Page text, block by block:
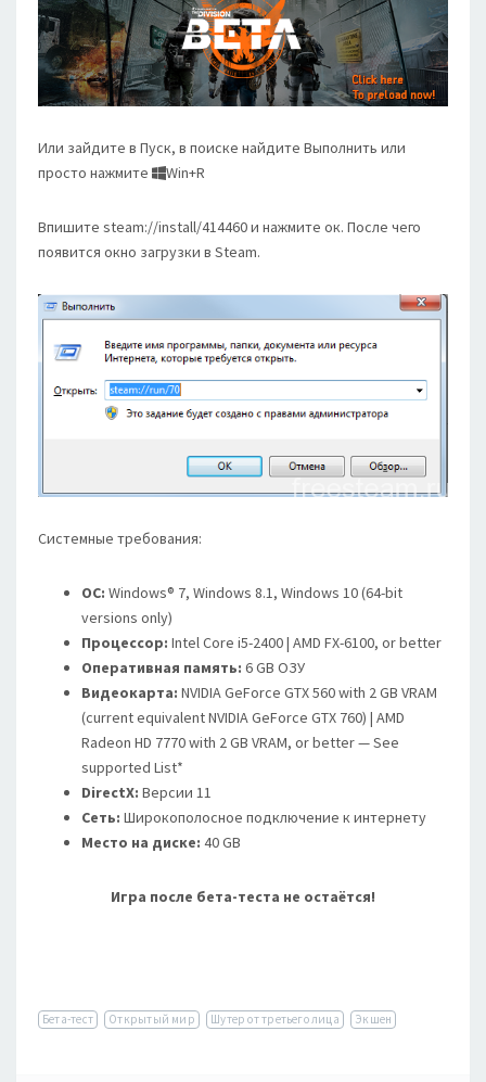
Или зайдите в Пуск, в поиске найдите Выполнить или
просто нажмите
Win+R
Впишите steam://install/414460 и нажмите ок. После чего
появится окно загрузки в Steam.
Системные требования:
ОС: Windows® 7, Windows 8.1, Windows 10 (64-bit
versions only)
Процессор: Intel Core i5-2400 | AMD FX-6100, or better
Оперативная память: 6 GB ОЗУ
Видеокарта: NVIDIA GeForce GTX 560 with 2 GB VRAM
(current equivalent NVIDIA GeForce GTX 760) | AMD
Radeon HD 7770 with 2 GB VRAM, or better — See
supported List*
DirectX: Версии 11
Сеть: Широкополосное подключение к интернету
Место на диске: 40 GB
Игра после бета-теста не остаётся!
Бета-тест Открытый мир Шутер от третьего лица Экшен